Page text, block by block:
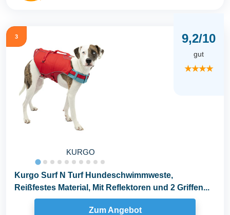
3
KURGO
9,2/10
gut
★★★★
Kurgo Surf N Turf Hundeschwimmweste,
Reißfestes Material, Mit Reflektoren und 2 Griffen...
Zum Angebot